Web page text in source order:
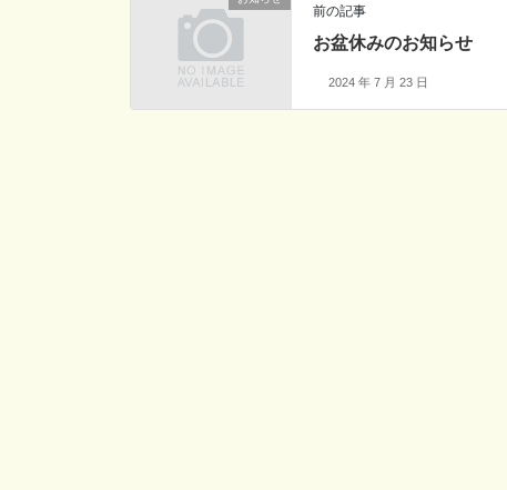
前の記事
お盆休みのお知らせ
2024 年 7 月 23 日